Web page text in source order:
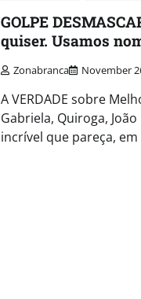
GOLPE
quiser. Usamos
Zonabranca November
A VERDADE sobre
Gabriela, Quiroga,
incrível que pareça,